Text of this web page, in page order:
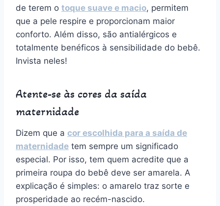
de terem o toque suave e macio, permitem
que a pele respire e proporcionam maior
conforto. Além disso, são antialérgicos e
totalmente benéficos à sensibilidade do bebê.
Invista neles!
Atente-se às cores da saída
maternidade
Dizem que a cor escolhida para a saída de
maternidade tem sempre um significado
especial. Por isso, tem quem acredite que a
primeira roupa do bebê deve ser amarela. A
explicação é simples: o amarelo traz sorte e
prosperidade ao recém-nascido.